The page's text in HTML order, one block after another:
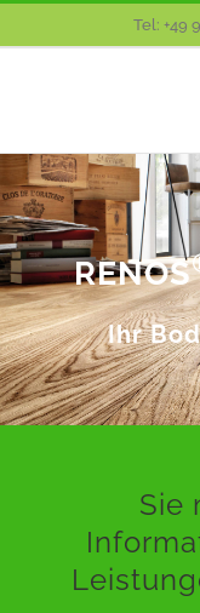
Tel: +49
RENOS
Ihr
Sie